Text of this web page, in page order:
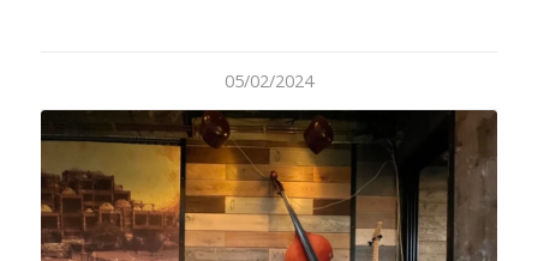
05/02/2024